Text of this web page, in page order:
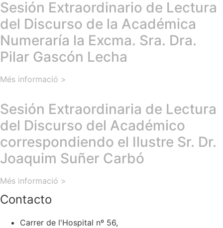
Sesión Extraordinario de Lectura
del Discurso de la Académica
Numeraría la Excma. Sra. Dra.
Pilar Gascón Lecha
Més informació >
Sesión Extraordinaria de Lectura
del Discurso del Académico
correspondiendo el Ilustre Sr. Dr.
Joaquim Suñer Carbó
Més informació >
Contacto
Carrer de l'Hospital nº 56,